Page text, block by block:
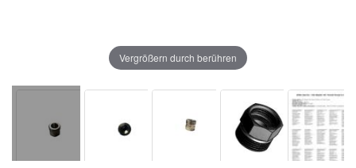
Vergrößern durch berühren